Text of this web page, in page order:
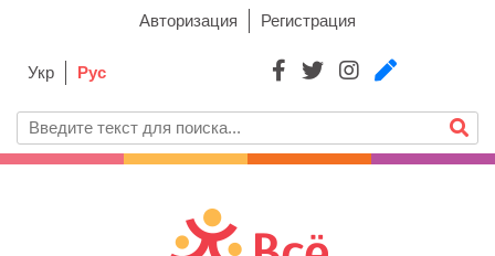
Авторизация Регистрация
Укр Рус